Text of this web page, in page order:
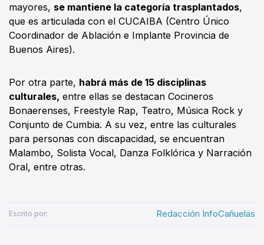
mayores, se mantiene la categoría trasplantados,
que es articulada con el CUCAIBA (Centro Único
Coordinador de Ablación e Implante Provincia de
Buenos Aires).
Por otra parte, habrá más de 15 disciplinas
culturales, entre ellas se destacan Cocineros
Bonaerenses, Freestyle Rap, Teatro, Música Rock y
Conjunto de Cumbia. A su vez, entre las culturales
para personas con discapacidad, se encuentran
Malambo, Solista Vocal, Danza Folklórica y Narración
Oral, entre otras.
Escrito por: Redacción InfoCañuelas